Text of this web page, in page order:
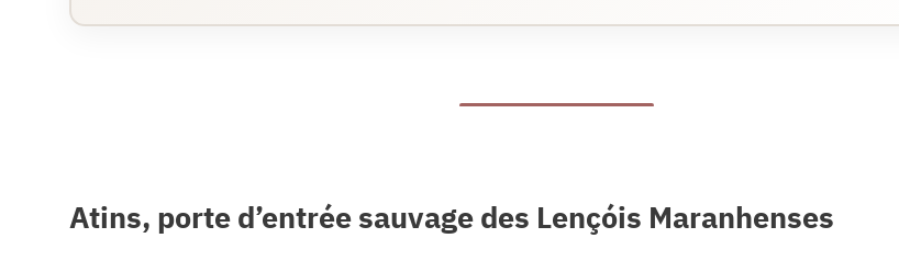
Atins, porte d’entrée sauvage des Lençóis Maranhenses